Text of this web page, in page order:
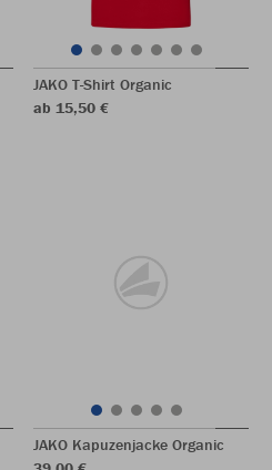
JAKO T-Shirt Organic
ab 15,50 €
JAKO Kapuzenjacke Organic